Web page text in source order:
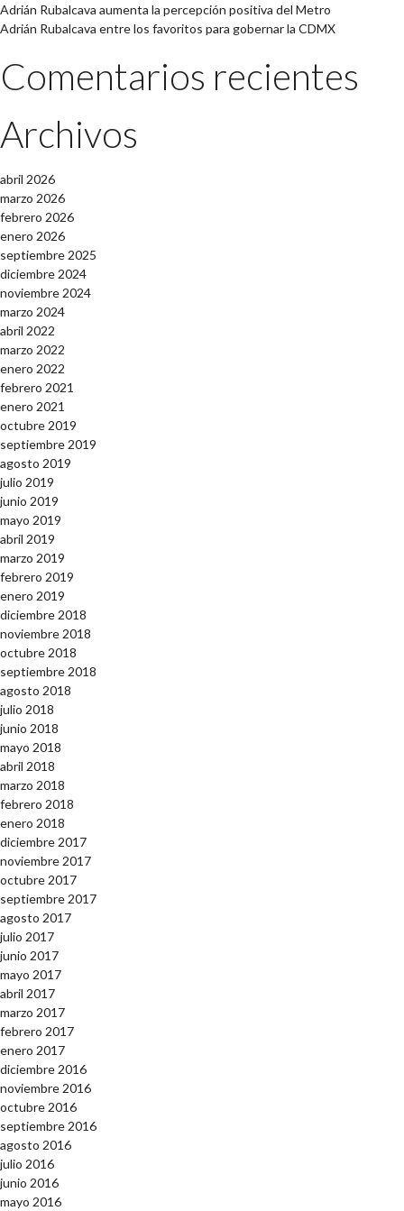
Adrián Rubalcava aumenta la percepción positiva del Metro
Adrián Rubalcava entre los favoritos para gobernar la CDMX
Comentarios recientes
Archivos
abril 2026
marzo 2026
febrero 2026
enero 2026
septiembre 2025
diciembre 2024
noviembre 2024
marzo 2024
abril 2022
marzo 2022
enero 2022
febrero 2021
enero 2021
octubre 2019
septiembre 2019
agosto 2019
julio 2019
junio 2019
mayo 2019
abril 2019
marzo 2019
febrero 2019
enero 2019
diciembre 2018
noviembre 2018
octubre 2018
septiembre 2018
agosto 2018
julio 2018
junio 2018
mayo 2018
abril 2018
marzo 2018
febrero 2018
enero 2018
diciembre 2017
noviembre 2017
octubre 2017
septiembre 2017
agosto 2017
julio 2017
junio 2017
mayo 2017
abril 2017
marzo 2017
febrero 2017
enero 2017
diciembre 2016
noviembre 2016
octubre 2016
septiembre 2016
agosto 2016
julio 2016
junio 2016
mayo 2016